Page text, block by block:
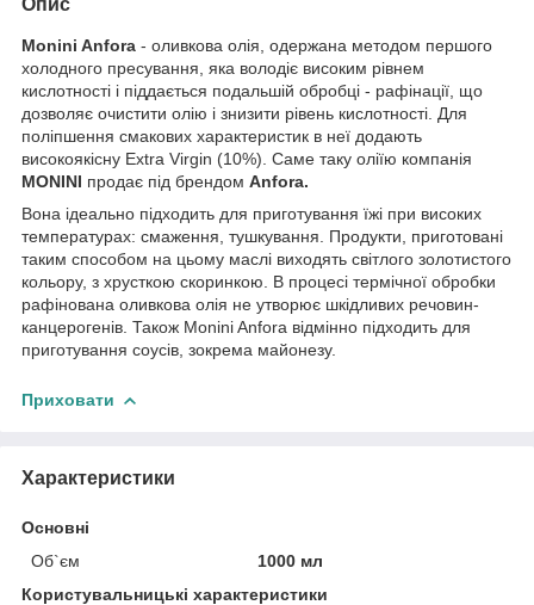
Monini Anfora - оливкова олія, одержана методом першого
холодного пресування, яка володіє високим рівнем
кислотності і піддається подальшій обробці - рафінації, що
дозволяє очистити олію і знизити рівень кислотності. Для
поліпшення смакових характеристик в неї додають
високоякісну Extra Virgin (10%). Саме таку оліїю компанія
MONINI продає під брендом Anfora.
Вона ідеально підходить для приготування їжі при високих
температурах: смаження, тушкування. Продукти, приготовані
таким способом на цьому маслі виходять світлого золотистого
кольору, з хрусткою скоринкою. В процесі термічної обробки
рафінована оливкова олія не утворює шкідливих речовин-
канцерогенів. Також Monini Anfora відмінно підходить для
приготування соусів, зокрема майонезу.
Приховати
Характеристики
Основні
Об`єм
1000 мл
Користувальницькі характеристики